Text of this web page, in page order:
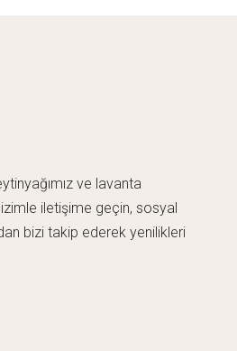
ve lavanta
iletişime geçin, sosyal
bizi takip ederek yenilikleri